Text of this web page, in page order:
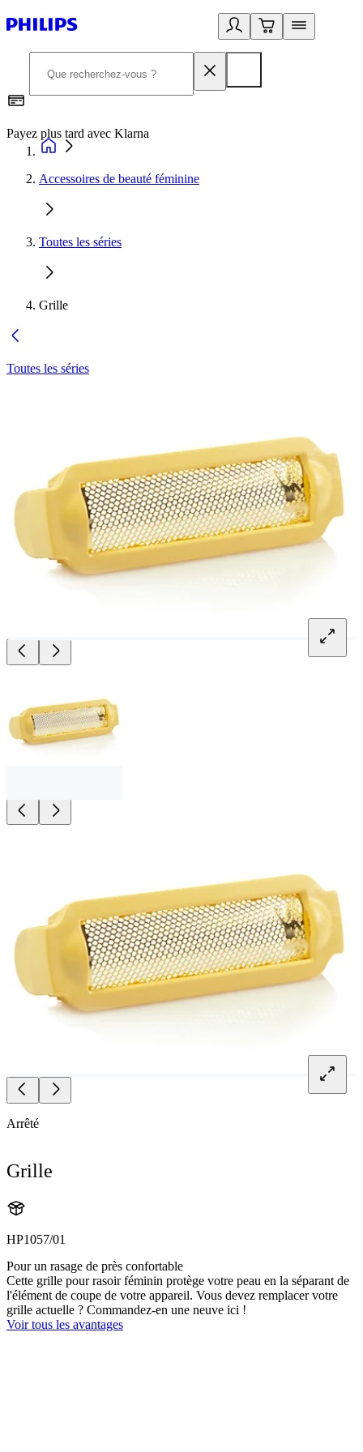
Payez plus tard avec Klarna
Accessoires de beauté féminine
Toutes les séries
Grille
Toutes les séries
Arrêté
Grille
HP1057/01
Pour un rasage de près confortable
Cette grille pour rasoir féminin protège votre peau en la séparant de
l'élément de coupe de votre appareil. Vous devez remplacer votre
grille actuelle ? Commandez-en une neuve ici !
Voir tous les avantages